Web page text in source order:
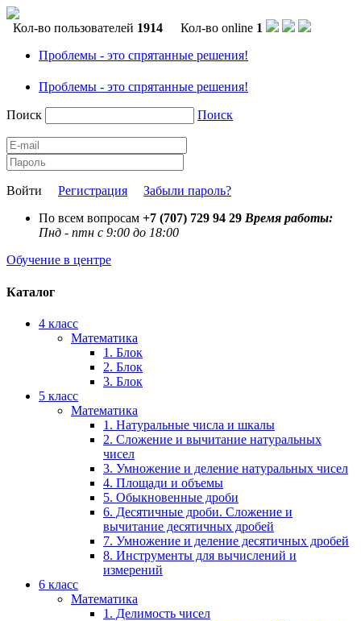
Кол-во пользователей 1914 Кол-во online 1
Проблемы - это спрятанные решения!
Проблемы - это спрятанные решения!
Поиск Поиск
Войти Регистрация
Забыли пароль?
По всем вопросам +7 (707) 729 94 29 Время работы:
Пнд - птн с 9:00 до 18:00
Обучение в центре
Каталог
4 класс
Математика
1. Блок
2. Блок
3. Блок
5 класс
Математика
1. Натуральные числа и шкалы
2. Сложение и вычитание натуральных
чисел
3. Умножение и деление натуральных чисел
4. Площади и объемы
5. Обыкновенные дроби
6. Десятичные дроби. Сложение и
вычитание десятичных дробей
7. Умножение и деление десятичных дробей
8. Инструменты для вычислений и
измерений
6 класс
Математика
1. Делимость чисел